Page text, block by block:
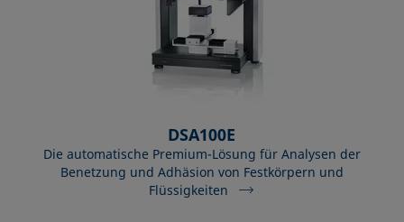
DSA100E
Die automatische Premium-Lösung für Analysen der
Benetzung und Adhäsion von Festkörpern und
Flüssigkeiten